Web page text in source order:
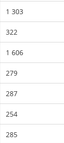
1 303
322
1 606
279
287
254
285